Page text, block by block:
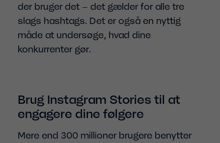
der bruger det – det gælder for alle tre
slags hashtags. Det er også en nyttig
måde at undersøge, hvad dine
konkurrenter gør.
Brug Instagram Stories til at
engagere dine følgere
Mere end 300 millioner brugere benytter